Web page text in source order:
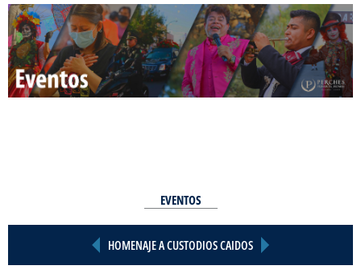
EVENTOS
HOMENAJE A CUSTODIOS CAIDOS